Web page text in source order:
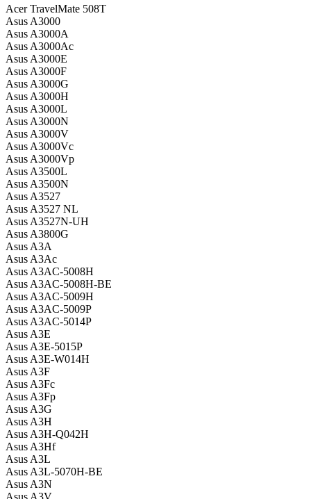
Acer TravelMate 508T
Asus A3000
Asus A3000A
Asus A3000Ac
Asus A3000E
Asus A3000F
Asus A3000G
Asus A3000H
Asus A3000L
Asus A3000N
Asus A3000V
Asus A3000Vc
Asus A3000Vp
Asus A3500L
Asus A3500N
Asus A3527
Asus A3527 NL
Asus A3527N-UH
Asus A3800G
Asus A3A
Asus A3Ac
Asus A3AC-5008H
Asus A3AC-5008H-BE
Asus A3AC-5009H
Asus A3AC-5009P
Asus A3AC-5014P
Asus A3E
Asus A3E-5015P
Asus A3E-W014H
Asus A3F
Asus A3Fc
Asus A3Fp
Asus A3G
Asus A3H
Asus A3H-Q042H
Asus A3Hf
Asus A3L
Asus A3L-5070H-BE
Asus A3N